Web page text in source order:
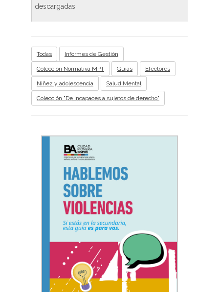
descargadas.
Todas Informes de Gestión
Colección Normativa MPT Guías Efectores
Niñez y adolescencia Salud Mental
Colección "De incapaces a sujetos de derecho"